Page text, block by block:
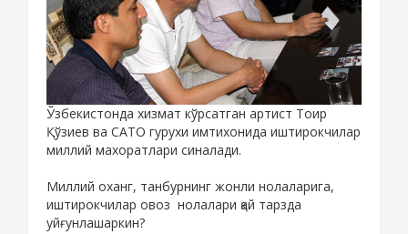
Ўзбекистонда хизмат кўрсатган артист Тоир
Қўзиев ва САТО гурухи имтихонида иштирокчилар
миллий махоратлари синалади.
Миллий оханг, танбурнинг жонли нолаларига,
иштирокчилар овоз нолалари қай тарзда
уйғунлашаркин?